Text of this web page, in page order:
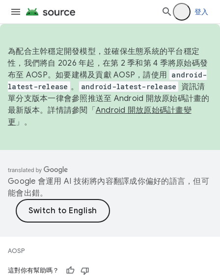
登入
為配合主幹穩定開發模型，並確保生態系統的平台穩定
性，我們將自 2026 年起，在第 2 季和第 4 季將原始碼發
布至 AOSP。如要建構及貢獻 AOSP，請使用 android-
latest-release 。 android-latest-release
資訊清
單分支版本一律會參照推送至 Android 開放原始碼計畫的
最新版本。詳情請參閱「 Android 開放原始碼計畫變
更 」。
Google 會運用 AI 技術將內容翻譯成你偏好的語言，但可
能會出錯。
AOSP
這對你有幫助嗎？